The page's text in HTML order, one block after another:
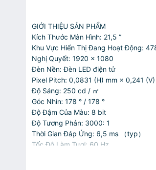
GIỚI THIỆU SẢN PHẨM
Kích Thước Màn Hình: 21,5 ”
Khu Vực Hiển Thị Đang Hoạt Động:
Nghị Quyết: 1920 × 1080
Đèn Nền: Đèn LED điện tử
Pixel Pitch: 0,0831 (H) mm × 0,241 (V)
Độ Sáng: 250 cd / ㎡
Góc Nhìn: 178 ° / 178 °
Độ Đậm Của Màu: 8 bit
Độ Tương Phản: 3000: 1
Thời Gian Đáp Ứng: 6,5 ms （typ）
Tốc Độ Làm Tươi: 60 Hz